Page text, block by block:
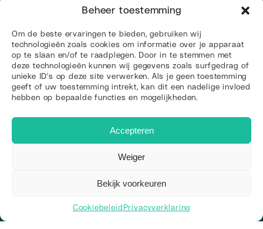
Beheer toestemming
Om de beste ervaringen te bieden, gebruiken wij
technologieën zoals cookies om informatie over je apparaat
op te slaan en/of te raadplegen. Door in te stemmen met
deze technologieën kunnen wij gegevens zoals surfgedrag of
unieke ID's op deze site verwerken. Als je geen toestemming
geeft of uw toestemming intrekt, kan dit een nadelige invloed
hebben op bepaalde functies en mogelijkheden.
Accepteren
Weiger
Bekijk voorkeuren
Cookiebeleid Privacyverklaring
Veelgestelde vragen
Diensten
Branding
Webdesign
Vindbaarheid
Zoekmachine optimalisatie
Social Media